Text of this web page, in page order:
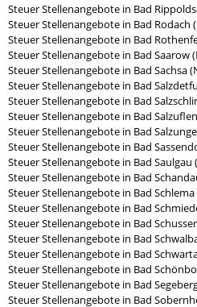
Steuer Stellenangebote in Bad
Steuer Stellenangebote in Bad Rodach
Steuer Stellenangebote in Bad
Steuer Stellenangebote in Bad Saarow
Steuer Stellenangebote in Bad Sachsa
Steuer Stellenangebote in Bad
Steuer Stellenangebote in Bad
Steuer Stellenangebote in Bad
Steuer Stellenangebote in Bad
Steuer Stellenangebote in Bad
Steuer Stellenangebote in Bad
Steuer Stellenangebote in Bad
Steuer Stellenangebote in Bad Schlema
Steuer Stellenangebote in Bad
Steuer Stellenangebote in Bad
Steuer Stellenangebote in Bad
Steuer Stellenangebote in Bad
Steuer Stellenangebote in Bad
Steuer Stellenangebote in Bad
Steuer Stellenangebote in Bad